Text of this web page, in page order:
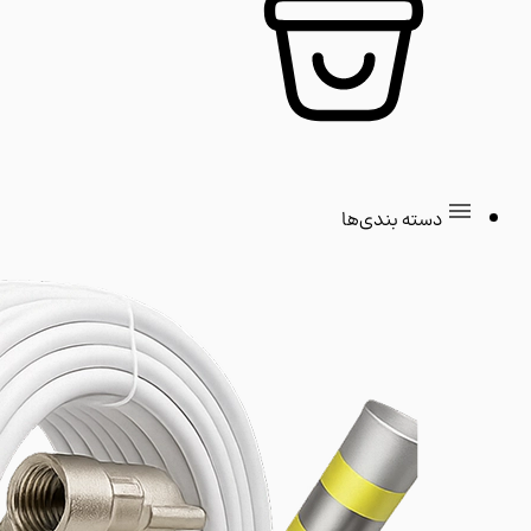
دسته بندی‌ها